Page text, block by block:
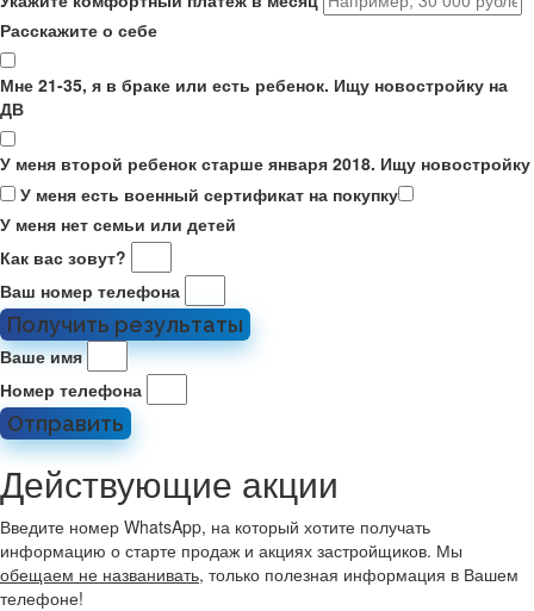
Расскажите о себе
Мне 21-35, я в браке или есть ребенок. Ищу новостройку на
ДВ
У меня второй ребенок старше января 2018. Ищу новостройку
У меня есть военный сертификат на покупку
У меня нет семьи или детей
Как вас зовут?
Ваш номер телефона
Получить результаты
Ваше имя
Номер телефона
Отправить
Действующие акции
Введите номер WhatsApp, на который хотите получать
информацию о старте продаж и акциях застройщиков. Мы
обещаем не названивать, только полезная информация в Вашем
телефоне!